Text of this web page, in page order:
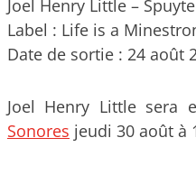
Joel Henry Little –
Label : Life is a
Date de sortie : 24 août
Joel Henry Little sera
Sonores jeudi 30 août à